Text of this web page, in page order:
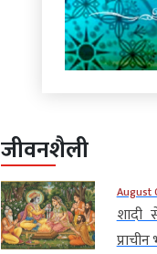
जीवनशैली
August
शादी